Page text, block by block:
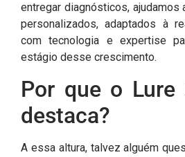
entregar diagnósticos,
personalizados, adaptados à
com tecnologia e expertise
estágio desse crescimento.
Por que o Lure
destaca?
A essa altura, talvez alguém